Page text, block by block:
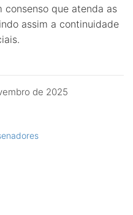
de 2025
consenso que atenda as
assim a continuidade